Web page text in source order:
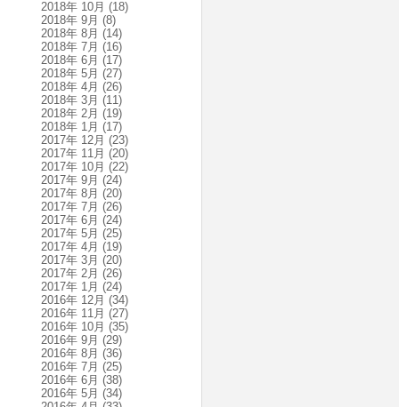
2018年 10月 (18)
2018年 9月 (8)
2018年 8月 (14)
2018年 7月 (16)
2018年 6月 (17)
2018年 5月 (27)
2018年 4月 (26)
2018年 3月 (11)
2018年 2月 (19)
2018年 1月 (17)
2017年 12月 (23)
2017年 11月 (20)
2017年 10月 (22)
2017年 9月 (24)
2017年 8月 (20)
2017年 7月 (26)
2017年 6月 (24)
2017年 5月 (25)
2017年 4月 (19)
2017年 3月 (20)
2017年 2月 (26)
2017年 1月 (24)
2016年 12月 (34)
2016年 11月 (27)
2016年 10月 (35)
2016年 9月 (29)
2016年 8月 (36)
2016年 7月 (25)
2016年 6月 (38)
2016年 5月 (34)